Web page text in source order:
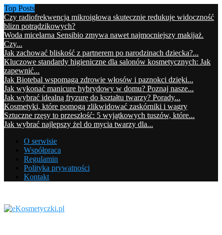
Top Posts
Czy radiofrekwencja mikroigłowa skutecznie redukuje widoczność
blizn potrądzikowych?
Woda micelarna Sensibio zmywa nawet najmocniejszy makijaż.
Czy...
Jak zachować bliskość z partnerem po narodzinach dziecka?...
Kluczowe standardy higieniczne dla salonów kosmetycznych: Jak
zapewnić...
Jak Biotebal wspomaga zdrowie włosów i paznokci dzięki...
Jak wykonać manicure hybrydowy w domu? Poznaj nasze...
Jak wybrać idealną fryzurę do kształtu twarzy? Porady...
Kosmetyki, które pomogą zlikwidować zaskórniki i wągry
Sztuczne rzęsy to przeszłość: 5 wyjątkowych tuszów, które...
Jak wybrać najlepszy żel do mycia twarzy dla...
O serwisie
Współpraca
Regulamin
Polityka prywatności
Kontakt